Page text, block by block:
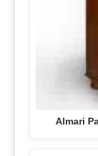
Almari